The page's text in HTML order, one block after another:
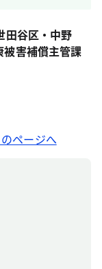
田谷区・中野
被害補償主管課
ページへ